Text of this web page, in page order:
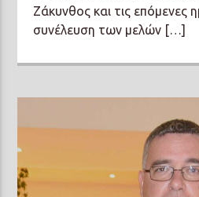
Ζάκυνθος και τις επόμενες
συνέλευση των μελών […]